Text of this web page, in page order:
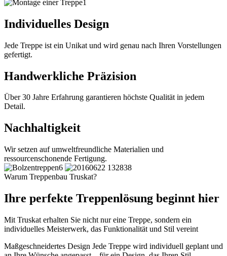
Individuelles Design
Jede Treppe ist ein Unikat und wird genau nach Ihren Vorstellungen
gefertigt.
Handwerkliche Präzision
Über 30 Jahre Erfahrung garantieren höchste Qualität in jedem
Detail.
Nachhaltigkeit
Wir setzen auf umweltfreundliche Materialien und
ressourcenschonende Fertigung.
Warum Treppenbau Truskat?
Ihre perfekte Treppenlösung beginnt hier
Mit Truskat erhalten Sie nicht nur eine Treppe, sondern ein
individuelles Meisterwerk, das Funktionalität und Stil vereint
Maßgeschneidertes Design Jede Treppe wird individuell geplant und